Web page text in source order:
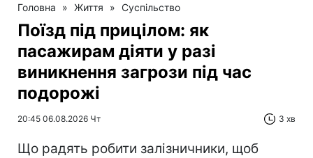
Головна » Життя » Суспільство
Поїзд під прицілом: як
пасажирам діяти у разі
виникнення загрози під час
подорожі
20:45 06.08.2026 Чт 3 хв
Що радять робити залізничники, щоб